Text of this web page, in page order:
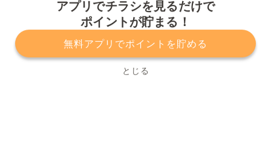
ポイントが貯まる！
無料アプリでポイントを貯める
とじる
プライバシーポリシー 利用規約
運営会社
Copyright© Kurashiru, Inc. All Rights Reserved.